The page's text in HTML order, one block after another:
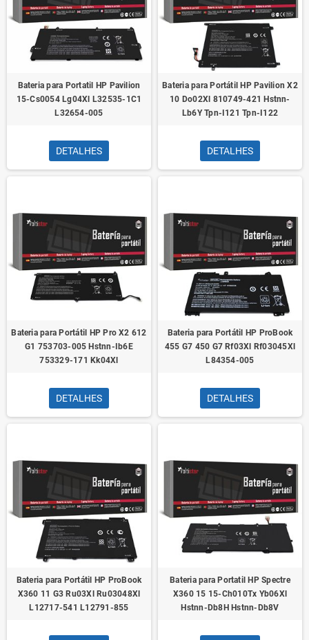
Bateria para Portatil HP Pavilion
15-Cs0054 Lg04Xl L32535-1C1
L32654-005
DETALHES
Bateria para Portátil HP Pavilion X2
10 Do02Xl 810749-421 Hstnn-
Lb6Y Tpn-I121 Tpn-I122
DETALHES
Bateria para Portátil HP Pro X2 612
G1 753703-005 Hstnn-Ib6E
753329-171 Kk04Xl
DETALHES
Bateria para Portátil HP ProBook
455 G7 450 G7 Rf03Xl Rf03045Xl
L84354-005
DETALHES
Bateria para Portátil HP ProBook
X360 11 G3 Ru03Xl Ru03048Xl
L12717-541 L12791-855
Bateria para Portatil HP Spectre
X360 15 15-Ch010Tx Yb06Xl
Hstnn-Db8H Hstnn-Db8V